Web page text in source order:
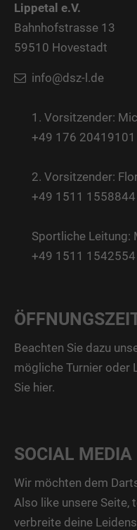
Lippetal e.V.
Bahnhofstrasse 13
59510 Hovestadt
info@dsz-l.de
1. Vorsitzender:
+49 176 20419101
2. Vorsitzender:
+49 1511 1558844
Sportliche Leitung:
+49 1511 1542554
Beachten Sie dazu
mögliche Turnier oder
Sie hier.
SOCIAL MEDIA
Wir möchten dem
Also like unsere Seite,
verbreite deine